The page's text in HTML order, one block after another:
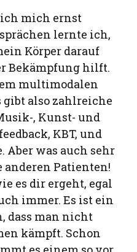
mich ernst
lernte ich,
Körper darauf
Bekämpfung hilft.
multimodalen
gibt also zahlreiche
, Kunst- und
KBT, und
Aber was auch sehr
Patienten!
es dir ergeht, egal
immer. Es ist ein
dass man nicht
kämpft. Schon